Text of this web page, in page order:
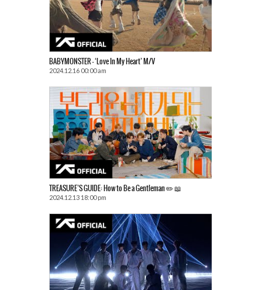
BABYMONSTER – ‘Love In My Heart’ M/V
2024.12.16 00:00 am
TREASURE’S GUIDE: How to Be a Gentleman ✏️ 📖
2024.12.13 18:00 pm